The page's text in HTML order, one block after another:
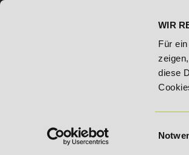
WIR
Für
diese
25% Rabatt auf "E-Commerce
B C